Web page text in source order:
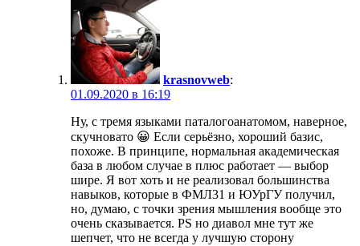
krasnovweb:
01.09.2020 в 16:19
Ну, с тремя языками паталогоанатомом, наверное,
скучновато 😀 Если серьёзно, хороший базис,
похоже. В принципе, нормальная академическая
база в любом случае в плюс работает — выбор
шире. Я вот хоть и не реализовал большинства
навыков, которые в ФМЛ31 и ЮУрГУ получил,
но, думаю, с точки зрения мышления вообще это
очень сказывается. PS но диавол мне тут же
шепчет, что не всегда у лучшую сторону